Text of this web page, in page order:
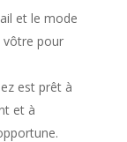
et le mode
vôtre pour
est prêt à
et à